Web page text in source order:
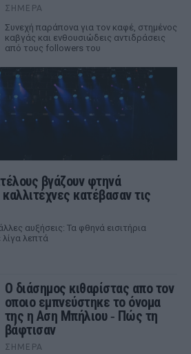
ΣΉΜΕΡΑ
Συνεχή παράπονα για τον καφέ, στημένος
καβγάς και ενθουσιώδεις αντιδράσεις
από τους followers του
βγάζουν φτηνά
καλλιτέχνες κατέβασαν τις
αυξήσεις: Τα φθηνά εισιτήρια
λίγα λεπτά
Ο διάσημος κιθαρίστας απο τον
οποιο εμπνεύστηκε το όνομα
της η Αση Μπήλιου ‑ Πώς τη
βάφτισαν
ΣΉΜΕΡΑ